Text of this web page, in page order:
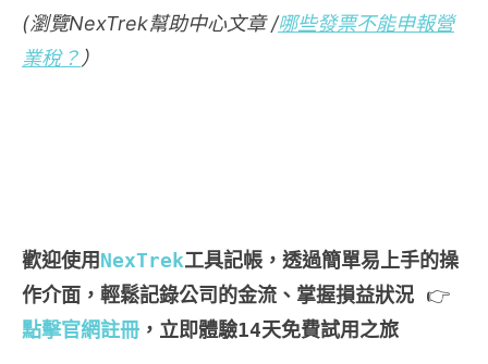
(瀏覽NexTrek幫助中心文章 /哪些發票不能申報營
業稅？ ）
歡迎使用NexTrek工具記帳，透過簡單易上手的操
作介面，輕鬆記錄公司的金流、掌握損益狀況
點擊官網註冊 ，立即體驗14天免費試用之旅